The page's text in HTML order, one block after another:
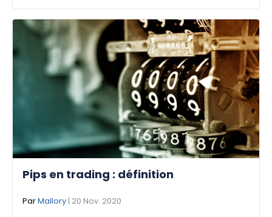
Pips en trading : définition
ParMallory | 20 Nov. 2020